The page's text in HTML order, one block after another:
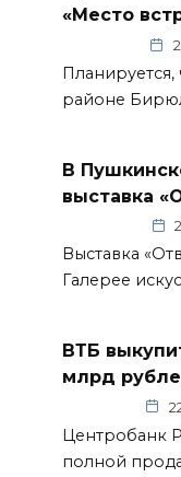
«Место
Планируется,
районе
В
выставка
Выставка
Галерее
ВТБ
млрд
Центробанк
полной